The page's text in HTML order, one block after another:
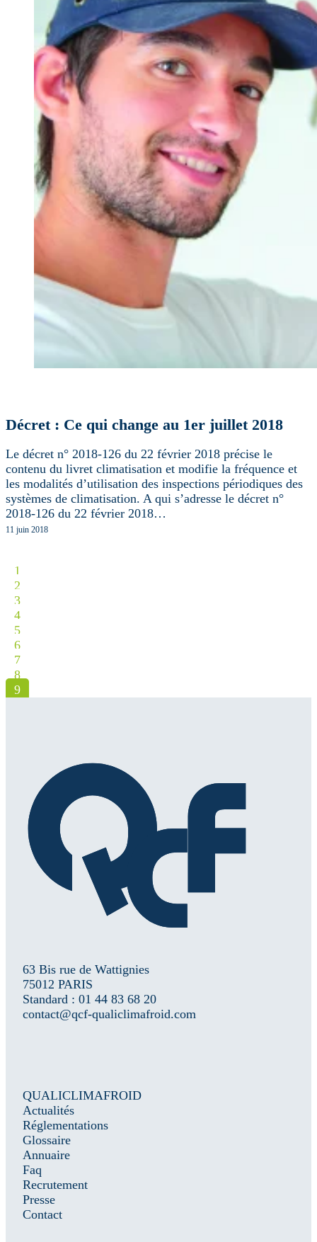
Décret : Ce qui change au 1er juillet 2018
Le décret n° 2018-126 du 22 février 2018 précise le
contenu du livret climatisation et modifie la fréquence et
les modalités d’utilisation des inspections périodiques des
systèmes de climatisation. A qui s’adresse le décret n°
2018-126 du 22 février 2018…
11 juin 2018
1
2
3
4
5
6
7
8
9
63 Bis rue de Wattignies
75012 PARIS
Standard : 01 44 83 68 20
contact@qcf-qualiclimafroid.com
QUALICLIMAFROID
Actualités
Réglementations
Glossaire
Annuaire
Faq
Recrutement
Presse
Contact